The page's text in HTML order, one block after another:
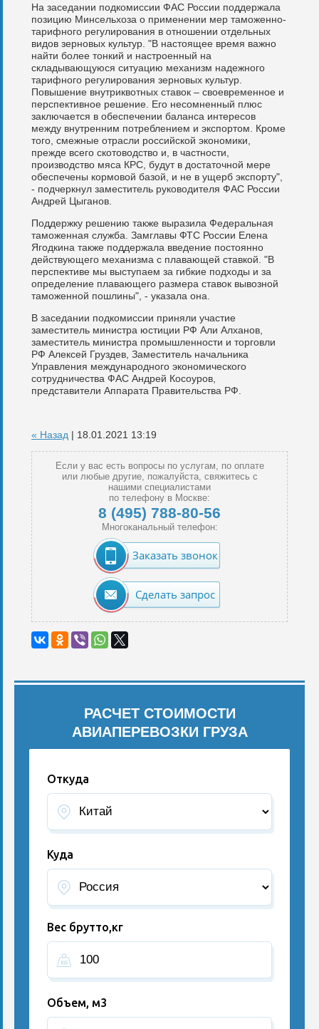
На заседании подкомиссии ФАС России поддержала
позицию Минсельхоза о применении мер таможенно-
тарифного регулирования в отношении отдельных
видов зерновых культур. "В настоящее время важно
найти более тонкий и настроенный на
складывающуюся ситуацию механизм надежного
тарифного регулирования зерновых культур.
Повышение внутриквотных ставок – своевременное и
перспективное решение. Его несомненный плюс
заключается в обеспечении баланса интересов
между внутренним потреблением и экспортом. Кроме
того, смежные отрасли российской экономики,
прежде всего скотоводство и, в частности,
производство мяса КРС, будут в достаточной мере
обеспечены кормовой базой, и не в ущерб экспорту",
- подчеркнул заместитель руководителя ФАС России
Андрей Цыганов.
Поддержку решению также выразила Федеральная
таможенная служба. Замглавы ФТС России Елена
Ягодкина также поддержала введение постоянно
действующего механизма с плавающей ставкой. "В
перспективе мы выступаем за гибкие подходы и за
определение плавающего размера ставок вывозной
таможенной пошлины", - указала она.
В заседании подкомиссии приняли участие
заместитель министра юстиции РФ Али Алханов,
заместитель министра промышленности и торговли
РФ Алексей Груздев, Заместитель начальника
Управления международного экономического
сотрудничества ФАС Андрей Косоуров,
представители Аппарата Правительства РФ.
« Назад | 18.01.2021 13:19
Если у вас есть вопросы по услугам, по оплате
или любые другие, пожалуйста, свяжитесь с
нашими специалистами
по телефону в Москве:
8 (495) 788-80-56
Многоканальный телефон:
Заказать звонок
Сделать запрос
РАСЧЕТ СТОИМОСТИ
АВИАПЕРЕВОЗКИ ГРУЗА
Откуда
Куда
Вес брутто,кг
Объем, м3